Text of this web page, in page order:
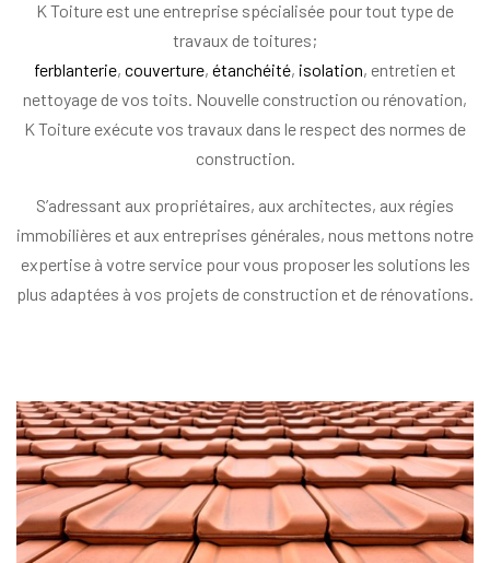
K Toiture est une entreprise spécialisée pour tout type de
travaux de toitures;
ferblanterie, couverture, étanchéité, isolation, entretien et
nettoyage de vos toits. Nouvelle construction ou rénovation,
K Toiture exécute vos travaux dans le respect des normes de
construction.
S’adressant aux propriétaires, aux architectes, aux régies
immobilières et aux entreprises générales, nous mettons notre
expertise à votre service pour vous proposer les solutions les
plus adaptées à vos projets de construction et de rénovations.